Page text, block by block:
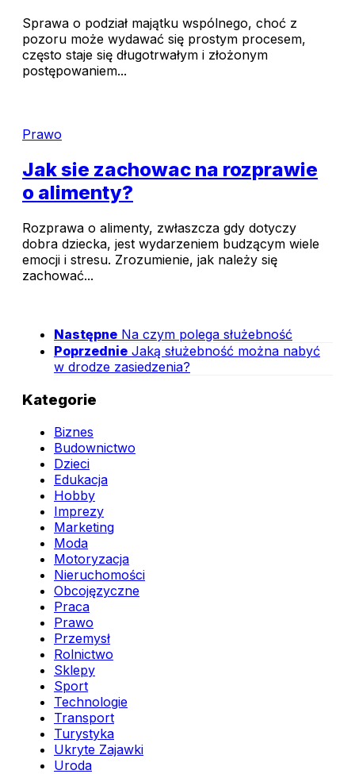
Sprawa o podział majątku wspólnego, choć z
pozoru może wydawać się prostym procesem,
często staje się długotrwałym i złożonym
postępowaniem...
Prawo
Jak sie zachowac na rozprawie
o alimenty?
Rozprawa o alimenty, zwłaszcza gdy dotyczy
dobra dziecka, jest wydarzeniem budzącym wiele
emocji i stresu. Zrozumienie, jak należy się
zachować...
Następne Na czym polega służebność
Poprzednie Jaką służebność można nabyć
w drodze zasiedzenia?
Kategorie
Biznes
Budownictwo
Dzieci
Edukacja
Hobby
Imprezy
Marketing
Moda
Motoryzacja
Nieruchomości
Obcojęzyczne
Praca
Prawo
Przemysł
Rolnictwo
Sklepy
Sport
Technologie
Transport
Turystyka
Ukryte Zajawki
Uroda